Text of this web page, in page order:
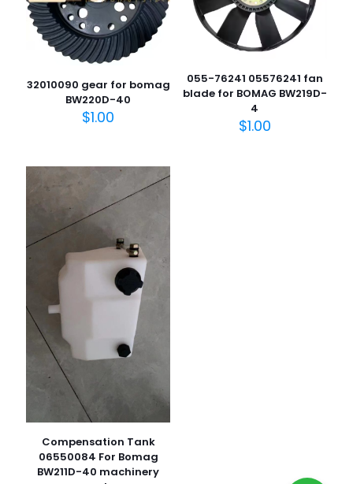
32010090 gear for bomag
BW220D-40
$1.00
055-76241 05576241 fan
blade for BOMAG BW219D-
4
$1.00
Compensation Tank
06550084 For Bomag
BW211D-40 machinery